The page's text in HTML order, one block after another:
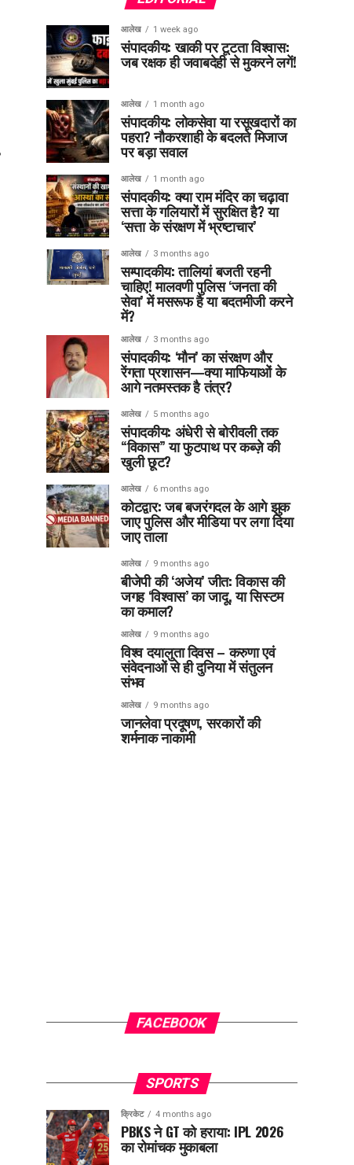
आलेख 1 week ago
संपादकीय: खाकी पर टूटता विश्वास:
जब रक्षक ही जवाबदेही से मुकरने लगें!
आलेख 1 month ago
संपादकीय: लोकसेवा या रसूखदारों का
पहरा? नौकरशाही के बदलते मिजाज
पर बड़ा सवाल
आलेख 1 month ago
संपादकीय: क्या राम मंदिर का चढ़ावा
सत्ता के गलियारों में सुरक्षित है? या
‘सत्ता के संरक्षण में भ्रष्टाचार’
आलेख 3 months ago
सम्पादकीय: तालियां बजती रहनी
चाहिए! मालवणी पुलिस ‘जनता की
सेवा’ में मसरूफ है या बदतमीजी करने
में?
आलेख 3 months ago
संपादकीय: ‘मौन’ का संरक्षण और
रेंगता प्रशासन—क्या माफियाओं के
आगे नतमस्तक है तंत्र?
आलेख 5 months ago
संपादकीय: अंधेरी से बोरीवली तक
“विकास” या फुटपाथ पर कब्ज़े की
खुली छूट?
आलेख 6 months ago
कोटद्वार: जब बजरंगदल के आगे झुक
जाए पुलिस और मीडिया पर लगा दिया
जाए ताला
आलेख 9 months ago
बीजेपी की ‘अजेय’ जीत: विकास की
जगह ‘विश्वास’ का जादू, या सिस्टम
का कमाल?
आलेख 9 months ago
विश्व दयालुता दिवस – करुणा एवं
संवेदनाओं से ही दुनिया में संतुलन
संभव
आलेख 9 months ago
जानलेवा प्रदूषण, सरकारों की
शर्मनाक नाकामी
FACEBOOK
SPORTS
क्रिकेट 4 months ago
PBKS ने GT को हराया: IPL 2026
का रोमांचक मुकाबला